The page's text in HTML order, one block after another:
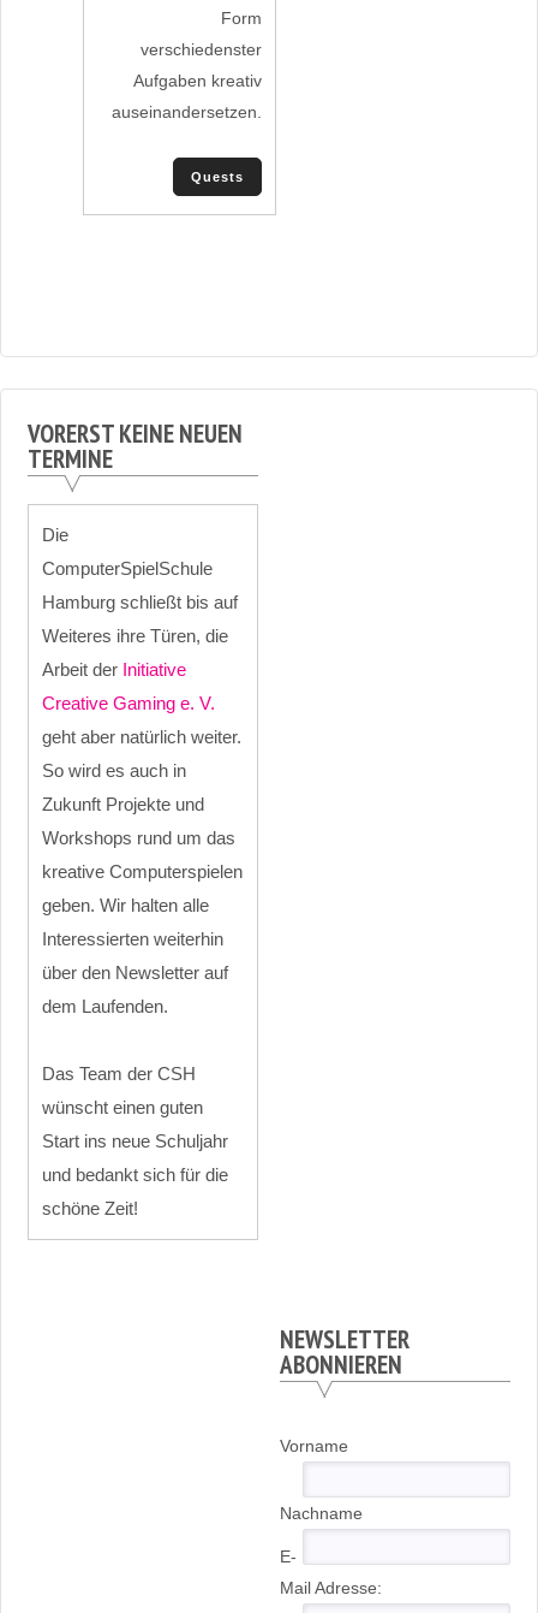
Form
verschiedenster
Aufgaben kreativ
auseinandersetzen.
Quests
VORERST KEINE NEUEN
TERMINE
Die
ComputerSpielSchule
Hamburg schließt bis auf
Weiteres ihre Türen, die
Arbeit der Initiative
Creative Gaming e. V.
geht aber natürlich weiter.
So wird es auch in
Zukunft Projekte und
Workshops rund um das
kreative Computerspielen
geben. Wir halten alle
Interessierten weiterhin
über den Newsletter auf
dem Laufenden.
Das Team der CSH
wünscht einen guten
Start ins neue Schuljahr
und bedankt sich für die
schöne Zeit!
NEWSLETTER
ABONNIEREN
Vorname
Nachname
E-
Mail Adresse: